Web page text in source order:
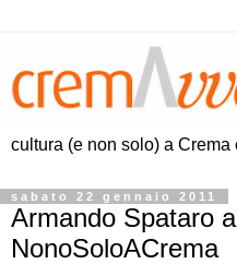
cultura (e non solo) a Crema
sabato 22 gennaio 2011
Armando Spataro
NonoSoloACrema